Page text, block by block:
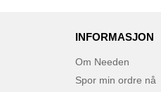
INFORMASJON
Om Needen
Spor min ordre nå